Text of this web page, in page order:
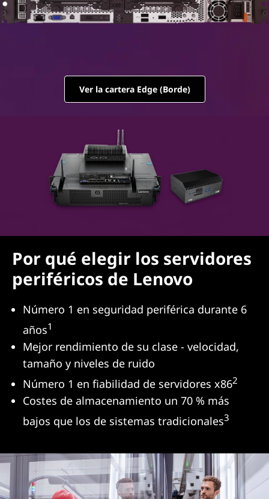
Ver la cartera Edge (Borde)
Por qué elegir los servidores
periféricos de Lenovo
Número 1 en seguridad periférica durante 6
años1
Mejor rendimiento de su clase - velocidad,
tamaño y niveles de ruido
Número 1 en fiabilidad de servidores x862
Costes de almacenamiento un 70 % más
bajos que los de sistemas tradicionales3